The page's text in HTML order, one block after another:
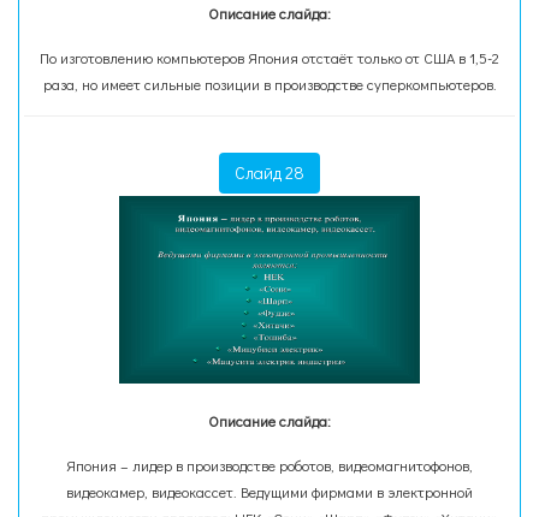
Описание слайда:
По изготовлению компьютеров Япония отстаёт только от США в 1,5-2
раза, но имеет сильные позиции в производстве суперкомпьютеров.
Слайд 28
Описание слайда:
Япония – лидер в производстве роботов, видеомагнитофонов,
видеокамер, видеокассет. Ведущими фирмами в электронной